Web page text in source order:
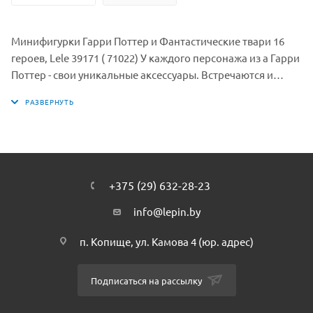
Минифигурки Гарри Поттер и Фантастические твари 16
героев, Lele 39171 ( 71022) У каждого персонажа из а Гарри
Поттер - свои уникальные аксессуары. Встречаются и
палочки, золотая чаша, паук или даже животные! Все
+375 (29) 632-28-23
info@lepin.by
п. Копище, ул. Камова 4 (юр. адрес)
Подписаться на рассылку